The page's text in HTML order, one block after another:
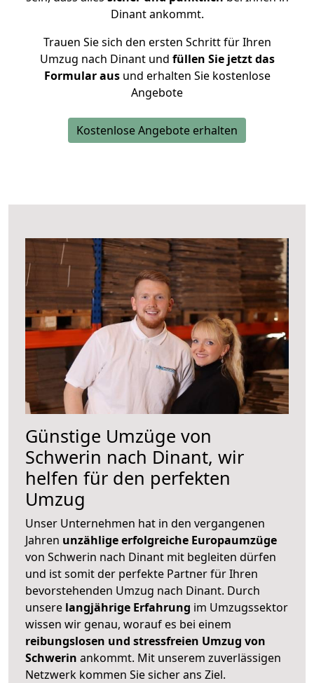
Dinant ankommt.
Trauen Sie sich den ersten Schritt für Ihren
Umzug nach Dinant und füllen Sie jetzt das
Formular ausund erhalten Sie kostenlose
Angebote
Kostenlose Angebote erhalten
Günstige Umzüge von
Schwerin nach Dinant, wir
helfen für den perfekten
Umzug
Unser Unternehmen hat in den vergangenen
Jahren unzählige erfolgreiche Europaumzüge
von Schwerin nach Dinant mit begleiten dürfen
und ist somit der perfekte Partner für Ihren
bevorstehenden Umzug nach Dinant. Durch
unsere langjährige Erfahrung im Umzugssektor
wissen wir genau, worauf es bei einem
reibungslosen und stressfreien Umzug von
Schwerin ankommt. Mit unserem zuverlässigen
Netzwerk kommen Sie sicher ans Ziel.